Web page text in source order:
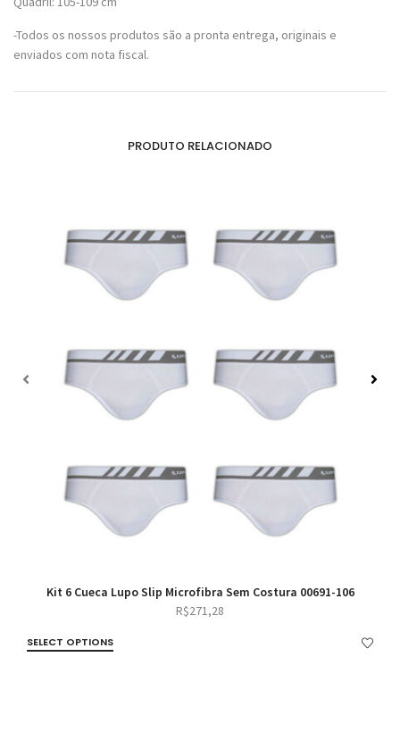
-Todos os nossos produtos são a pronta entrega, originais e
enviados com nota fiscal.
PRODUTO RELACIONADO
Kit 6 Cueca Lupo Slip Microfibra Sem Costura 00691-106
R$271,28
SELECT OPTIONS